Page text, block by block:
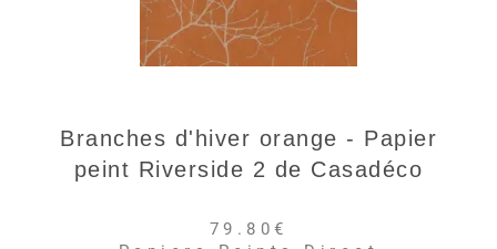
Branches d'hiver orange - Papier
peint Riverside 2 de Casadéco
79.80€